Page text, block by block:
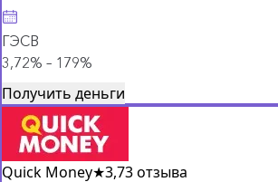
ГЭСВ
3,72% – 179%
Получить деньги
Quick Money★3,73 отзыва